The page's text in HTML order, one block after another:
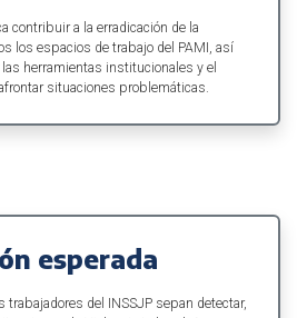
contribuir a la erradicación de la
los espacios de trabajo del PAMI, así
herramientas institucionales y el
situaciones problemáticas.
esperada
trabajadores del INSSJP sepan detectar,